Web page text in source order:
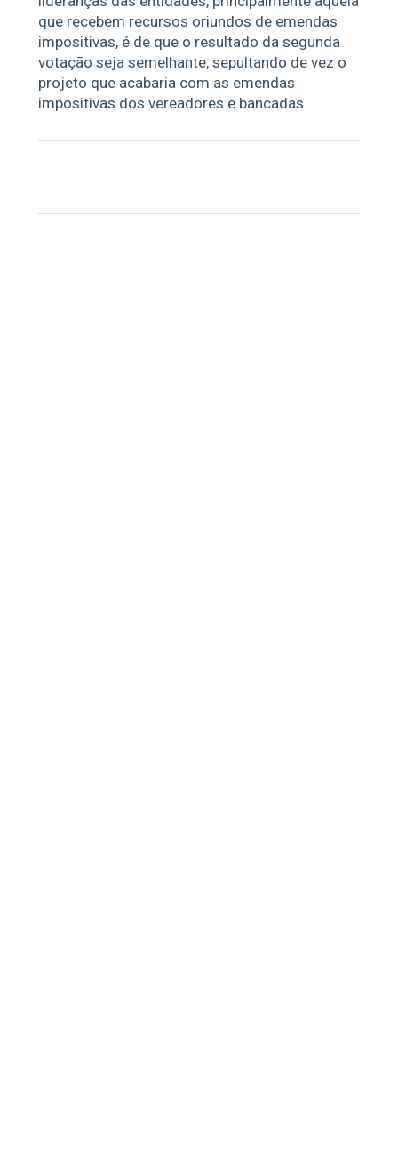
que recebem recursos oriundos de emendas
impositivas, é de que o resultado da segunda
votação seja semelhante, sepultando de vez o
projeto que acabaria com as emendas
impositivas dos vereadores e bancadas.